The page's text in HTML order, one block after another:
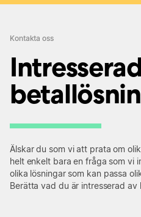
Kontakta oss
Älskar du som vi att prata om
helt enkelt bara en fråga som vi
olika lösningar som kan passa
Berätta vad du är intresserad av